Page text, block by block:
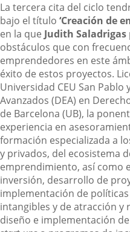
La tercera cita del ciclo
bajo el título ‘Creación de
en la que Judith Saladrigas
obstáculos que con
emprendedores en este
éxito de estos proyectos.
Universidad CEU San
Avanzados (DEA) en
de Barcelona (UB), la
experiencia en
formación especializada a
y privados, del ecosistema
emprendimiento, así como
inversión, desarrollo de
implementación de
intangibles y de atracción y
diseño e implementación